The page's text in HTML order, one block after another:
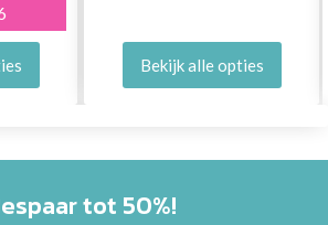
Bekijk alle opties
tot 50%!